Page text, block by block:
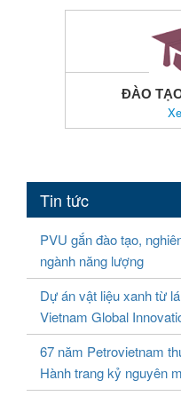
ĐÀO
Tin tức
PVU gắn đào tạo,
ngành năng lượng
Dự án vật liệu xanh từ
Vietnam Global
67 năm Petrovietnam
Hành trang kỷ nguyên